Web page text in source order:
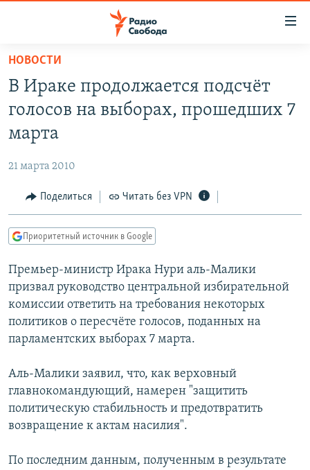
упрощенного
доступа
основному
Вернутся
Вернутся
поиску
ПОДКАСТЫ
МНЕНИЯ
КУЛЬТУРА
КАВКАЗ.РЕАЛИИ
СЕВЕР.РЕАЛИИ
СИБИРЬ.РЕАЛИИ
РАСПИСАНИЕ ВЕЩАНИЯ
ПОДПИШИТЕСЬ НА РАССЫЛКУ
НОВОСТИ
В Ираке продолжается подсчёт
голосов на выборах, прошедших 7
марта
21 марта 2010
Поделиться Читать без VPN
Приоритетный источник в Google
Премьер-министр Ирака Нури аль-Малики
призвал руководство центральной избирательной
комиссии ответить на требования некоторых
политиков о пересчёте голосов, поданных на
парламентских выборах 7 марта.
Аль-Малики заявил, что, как верховный
главнокомандующий, намерен "защитить
политическую стабильность и предотвратить
возвращение к актам насилия".
По последним данным, полученным в результате